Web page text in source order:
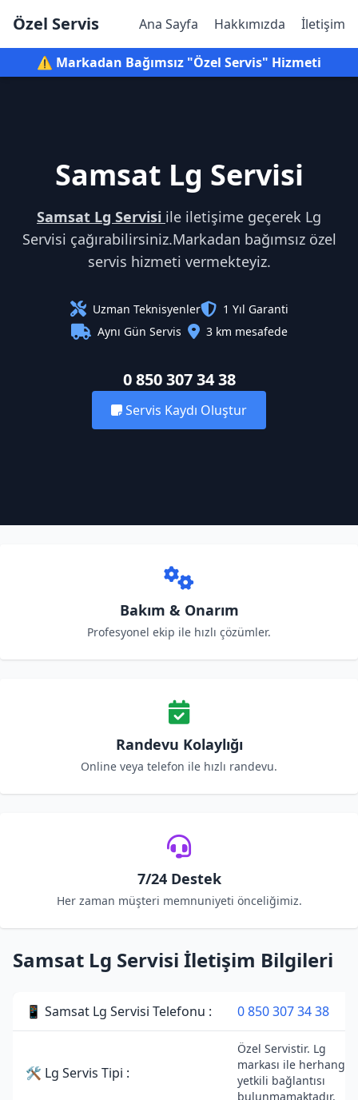
Özel Servis Ana Sayfa Hakkımızda İletişim
⚠️ Markadan Bağımsız "Özel Servis" Hizmeti
Samsat Lg Servisi
Samsat Lg Servisi ile iletişime geçerek Lg
Servisi çağırabilirsiniz.Markadan bağımsız özel
servis hizmeti vermekteyiz.
Uzman Teknisyenler
1 Yıl Garanti
Aynı Gün Servis
3 km mesafede
0 850 307 34 38
Servis Kaydı Oluştur
Bakım & Onarım
Profesyonel ekip ile hızlı çözümler.
Randevu Kolaylığı
Online veya telefon ile hızlı randevu.
7/24 Destek
Her zaman müşteri memnuniyeti önceliğimiz.
Samsat Lg Servisi İletişim Bilgileri
📱 Samsat Lg Servisi Telefonu : 0 850 307 34 38
🛠 Lg Servis Tipi :
Özel Servistir. Lg
markası ile herhangi
yetkili bağlantısı
bulunmamaktadır.